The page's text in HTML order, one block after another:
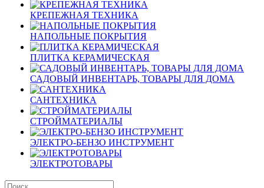
КРЕПЕЖНАЯ ТЕХНИКА
НАПОЛЬНЫЕ ПОКРЫТИЯ
ПЛИТКА КЕРАМИЧЕСКАЯ
САДОВЫЙ ИНВЕНТАРЬ, ТОВАРЫ ДЛЯ ДОМА
САНТЕХНИКА
СТРОЙМАТЕРИАЛЫ
ЭЛЕКТРО-БЕНЗО ИНСТРУМЕНТ
ЭЛЕКТРОТОВАРЫ